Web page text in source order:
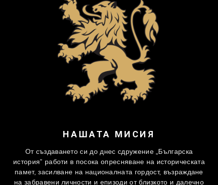
НАШАТА МИСИЯ
От създаването си до днес сдружение „Българска
история” работи в посока опресняване на историческата
памет, засилване на националната гордост, възраждане
на забравени личности и епизоди от близкото и далечно